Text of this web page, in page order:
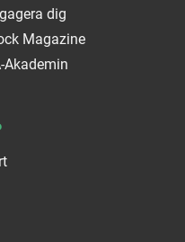
dig
Magazine
Akademin